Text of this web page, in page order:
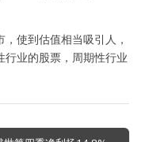
使到估值相当吸引人，
业的股票，周期性行业